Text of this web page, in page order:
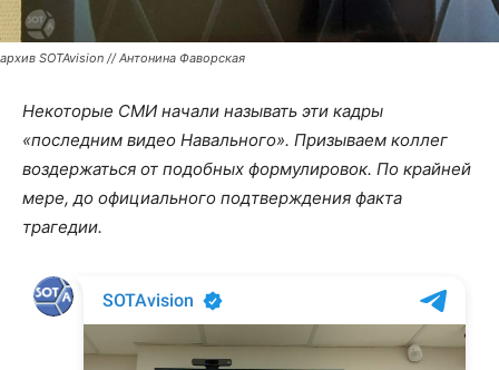
архив SOTAvision // Антонина Фаворская
Некоторые СМИ начали называть эти кадры
«последним видео Навального». Призываем коллег
воздержаться от подобных формулировок. По крайней
мере, до официального подтверждения факта
трагедии.